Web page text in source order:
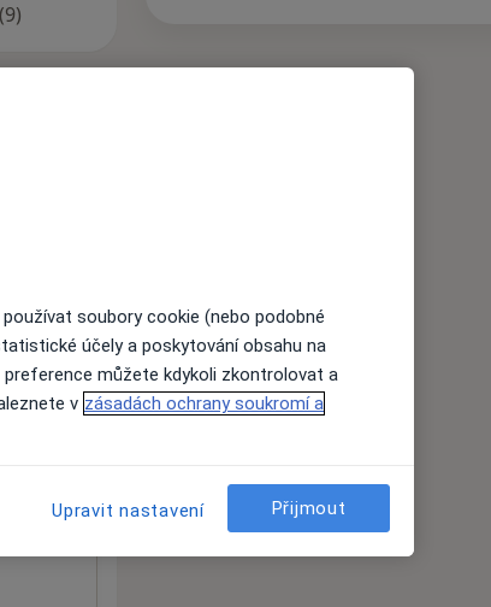
soubory cookie (nebo podobné
účely a poskytování obsahu na
preference můžete kdykoli zkontrolovat a
v zásadách ochrany soukromí a
Upravit nastavení Přijmout